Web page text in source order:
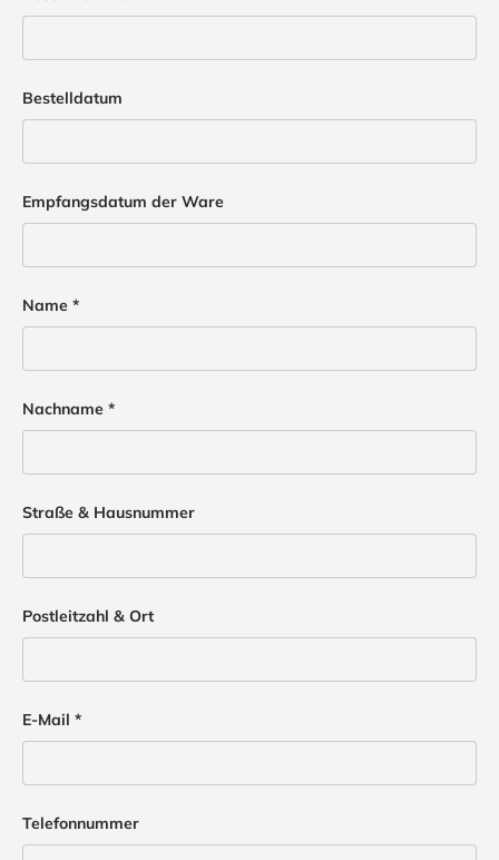
Bestelldatum
Empfangsdatum der Ware
Name
Nachname
Straße & Hausnummer
Postleitzahl & Ort
E-Mail
Telefonnummer